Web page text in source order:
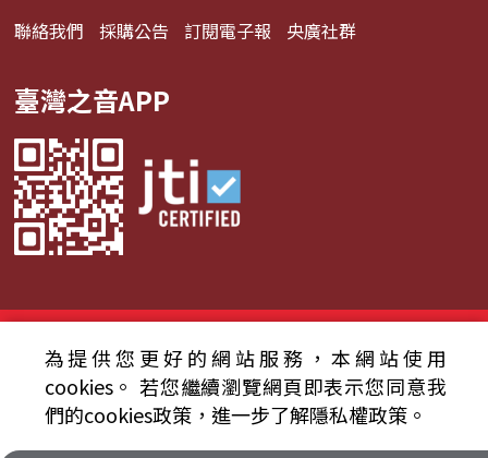
聯絡我們 採購公告 訂閱電子報 央廣社群
臺灣之音APP
© 2024財團法人中央廣播電臺 版權所有
資通安全政策聲明
服務條款 隱私權條款
為提供您更好的網站服務，本網站使用
cookies。 若您繼續瀏覽網頁即表示您同意我
們的cookies政策，進一步了解隱私權政策。